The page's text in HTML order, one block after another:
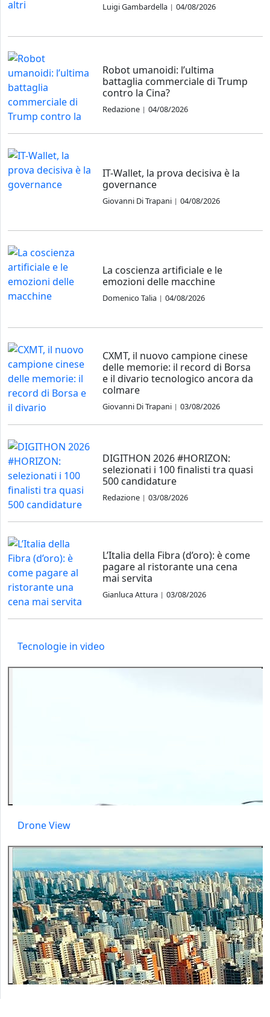
Luigi Gambardella | 04/08/2026
Robot umanoidi: l’ultima
battaglia commerciale di Trump
contro la Cina?
Redazione | 04/08/2026
IT-Wallet, la prova decisiva è la
governance
Giovanni Di Trapani | 04/08/2026
La coscienza artificiale e le
emozioni delle macchine
Domenico Talia | 04/08/2026
CXMT, il nuovo campione cinese
delle memorie: il record di Borsa
e il divario tecnologico ancora da
colmare
Giovanni Di Trapani | 03/08/2026
DIGITHON 2026 #HORIZON:
selezionati i 100 finalisti tra quasi
500 candidature
Redazione | 03/08/2026
L’Italia della Fibra (d’oro): è come
pagare al ristorante una cena
mai servita
Gianluca Attura | 03/08/2026
Tecnologie in video
Drone View